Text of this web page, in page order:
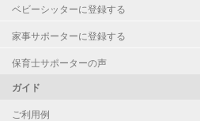
ベビーシッターに登録する
家事サポーターに登録する
保育士サポーターの声
ガイド
ご利用例